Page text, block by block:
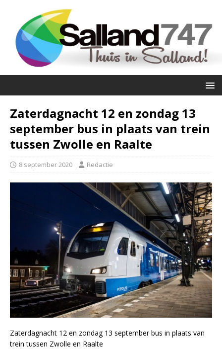
Zaterdagnacht 12 en zondag 13
september bus in plaats van trein
tussen Zwolle en Raalte
8 september 2020 Redactie
Zaterdagnacht 12 en zondag 13 september bus in plaats van
trein tussen Zwolle en Raalte